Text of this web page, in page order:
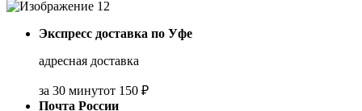
Экспресс доставка по Уфе
адресная доставка
за 30 минутот 150 ₽
Почта России